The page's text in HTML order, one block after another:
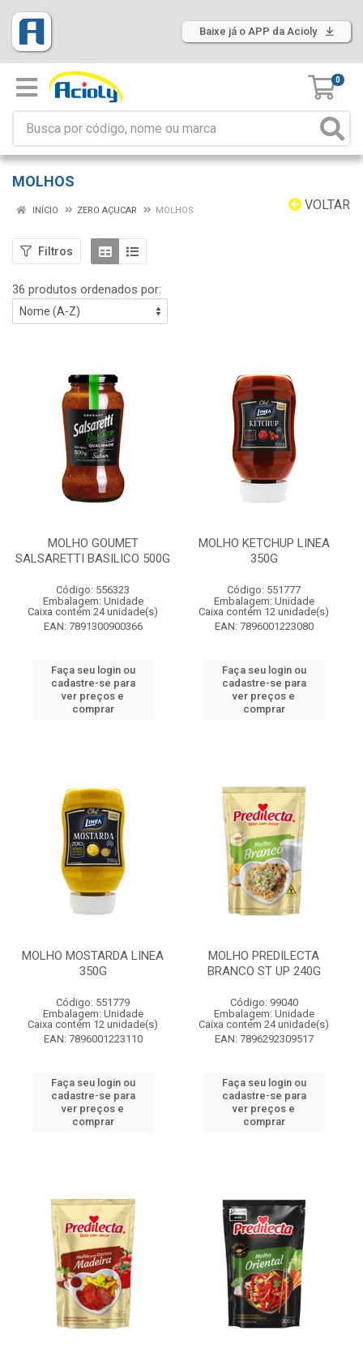
Baixe já o APP da Acioly
0
MOLHOS
VOLTAR
INÍCIO ZERO AÇUCAR MOLHOS
Filtros
36 produtos ordenados por:
MOLHO GOUMET
SALSARETTI BASILICO 500G
Código: 556323
Embalagem: Unidade
Caixa contém 24 unidade(s)
EAN: 7891300900366
Faça seu login ou
cadastre-se para
ver preços e
comprar
MOLHO KETCHUP LINEA
350G
Código: 551777
Embalagem: Unidade
Caixa contém 12 unidade(s)
EAN: 7896001223080
Faça seu login ou
cadastre-se para
ver preços e
comprar
MOLHO MOSTARDA LINEA
350G
Código: 551779
Embalagem: Unidade
Caixa contém 12 unidade(s)
EAN: 7896001223110
Faça seu login ou
cadastre-se para
ver preços e
comprar
MOLHO PREDILECTA
BRANCO ST UP 240G
Código: 99040
Embalagem: Unidade
Caixa contém 24 unidade(s)
EAN: 7896292309517
Faça seu login ou
cadastre-se para
ver preços e
comprar